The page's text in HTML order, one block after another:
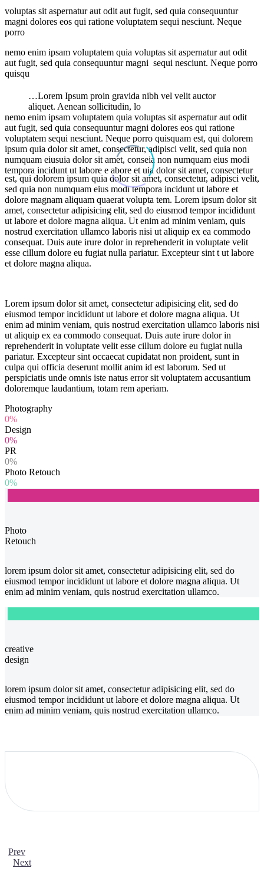
voluptas sit aspernatur aut odit aut fugit, sed quia consequuntur
magni dolores eos qui ratione voluptatem sequi nesciunt. Neque
porro
nemo enim ipsam voluptatem quia voluptas sit aspernatur aut odit
aut fugit, sed quia consequuntur magni sequi nesciunt. Neque porro
quisqu
…Lorem Ipsum proin gravida nibh vel velit auctor
aliquet. Aenean sollicitudin, lo
nemo enim ipsam voluptatem quia voluptas sit aspernatur aut odit
aut fugit, sed quia consequuntur magni dolores eos qui ratione
voluptatem sequi nesciunt. Neque porro quisquam est, qui dolorem
ipsum quia dolor sit amet, consectetur, adipisci velit, sed quia non
numquam eiusuia dolor sit amet, conseia non numquam eius modi
tempora incidunt ut labore e abore et uia dolor sit amet, consectetur
est, qui dolorem ipsum quia dolor sit amet, consectetur, adipisci velit,
sed quia non numquam eius modi tempora incidunt ut labore et
dolore magnam aliquam quaerat volupta tem. Lorem ipsum dolor sit
amet, consectetur adipisicing elit, sed do eiusmod tempor incididunt
ut labore et dolore magna aliqua. Ut enim ad minim veniam, quis
nostrud exercitation ullamco laboris nisi ut aliquip ex ea commodo
consequat. Duis aute irure dolor in reprehenderit in voluptate velit
esse cillum dolore eu fugiat nulla pariatur. Excepteur sint t ut labore
et dolore magna aliqua.
Lorem ipsum dolor sit amet, consectetur adipisicing elit, sed do
eiusmod tempor incididunt ut labore et dolore magna aliqua. Ut
enim ad minim veniam, quis nostrud exercitation ullamco laboris nisi
ut aliquip ex ea commodo consequat. Duis aute irure dolor in
reprehenderit in voluptate velit esse cillum dolore eu fugiat nulla
pariatur. Excepteur sint occaecat cupidatat non proident, sunt in
culpa qui officia deserunt mollit anim id est laborum. Sed ut
perspiciatis unde omnis iste natus error sit voluptatem accusantium
doloremque laudantium, totam rem aperiam.
Photography
0%
Design
0%
PR
0%
Photo Retouch
0%
Photo
Retouch
lorem ipsum dolor sit amet, consectetur adipisicing elit, sed do
eiusmod tempor incididunt ut labore et dolore magna aliqua. Ut
enim ad minim veniam, quis nostrud exercitation ullamco.
creative
design
lorem ipsum dolor sit amet, consectetur adipisicing elit, sed do
eiusmod tempor incididunt ut labore et dolore magna aliqua. Ut
enim ad minim veniam, quis nostrud exercitation ullamco.
Prev
Next